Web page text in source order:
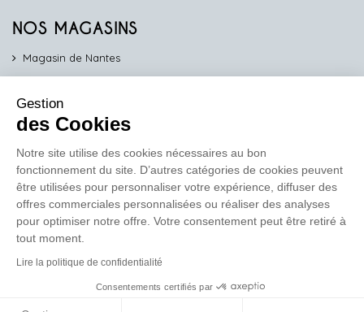
NOS MAGASINS
Magasin de Nantes
Magasin de Vannes
Magasin d'Orléans
COMPTOIR PRO
work
Comptoir des Lustres vous propose ses services dédiés aux
Gestion
des Cookies
Notre site utilise des cookies nécessaires au bon
fonctionnement du site. D’autres catégories de cookies peuvent
être utilisées pour personnaliser votre expérience, diffuser des
offres commerciales personnalisées ou réaliser des analyses
pour optimiser notre offre. Votre consentement peut être retiré à
tout moment.
Lire la politique de confidentialité
Consentements certifiés par